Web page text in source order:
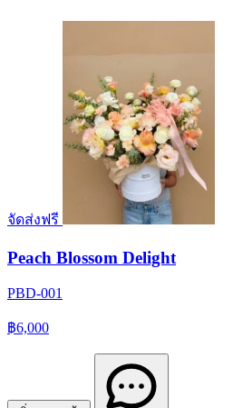
จัดส่งฟรี
Peach Blossom Delight
PBD-001
฿6,000